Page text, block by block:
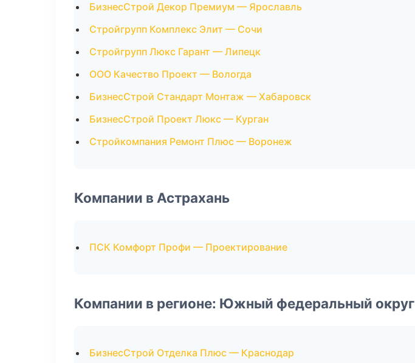
БизнесСтрой Декор Премиум — Ярославль
Стройгрупп Комплекс Элит — Сочи
Стройгрупп Люкс Гарант — Липецк
ООО Качество Проект — Вологда
БизнесСтрой Стандарт Монтаж — Хабаровск
БизнесСтрой Проект Люкс — Курган
Стройкомпания Ремонт Плюс — Воронеж
Компании в Астрахань
ПСК Комфорт Профи — Проектирование
Компании в регионе: Южный федеральный округ
БизнесСтрой Отделка Плюс — Краснодар